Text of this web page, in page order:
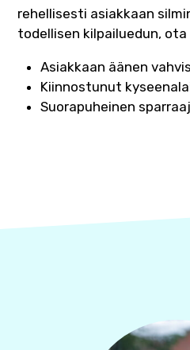
rehellisesti asiakkaan
todellisen kilpailuedun,
Asiakkaan äänen
Kiinnostunut
Suorapuheinen